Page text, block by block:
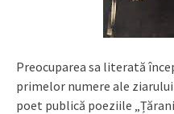
Preocuparea sa literată
primelor numere ale
poet publică poeziile